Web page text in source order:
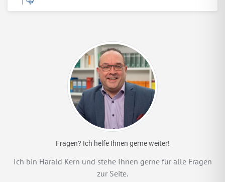
Fragen? Ich helfe Ihnen gerne weiter!
Ich bin Harald Kern und stehe Ihnen gerne für alle Fragen
zur Seite.